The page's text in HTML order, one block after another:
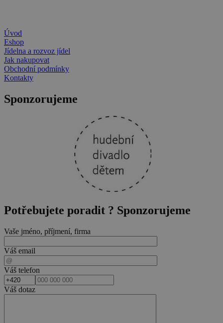
Úvod
Eshop
Jídelna a rozvoz jídel
Jak nakupovat
Obchodní podmínky
Kontakty
Sponzorujeme
Potřebujete poradit ? Sponzorujeme
Vaše jméno, příjmení, firma
Váš email
Váš telefon
Váš dotaz